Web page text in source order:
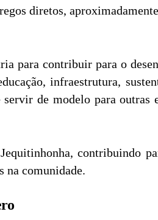
diretos,
para contribuir para o
infraestrutura,
de modelo para outras
contribuindo
na comunidade.